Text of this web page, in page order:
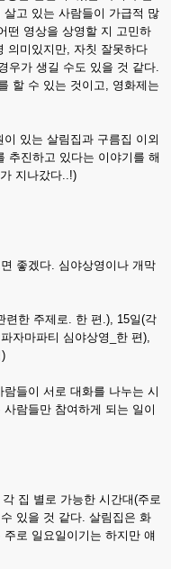
고 있는 사람들이 가급적 많
떤 영상을 상영할 지 고민하
의미있지만, 자칫 잘못하다
우가 생길 수도 있을 것 같다.
할 수 있는 것이고, 영화제는
있는 살림집과 구름집 이외
추진하고 있다는 이야기를 해
지나갔다..!)
좋겠다. 심야상영이나 개막
련한 주제로. 한 편.), 15일(각
자마파티 심야상영_한 편),
들이 서로 대화를 나누는 시
람들만 참여하게 되는 일이
집 별로 가능한 시간대(주로
있을 것 같다. 살림집은 화
로 일요일이기는 하지만 얘